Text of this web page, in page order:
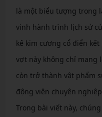
là một biểu tượng trong
vinh hành trình lịch sử
kế kim cương cổ điển
vợt này không chỉ mang
còn trở thành vật phẩm
động viên chuyên
Trong bài viết này,